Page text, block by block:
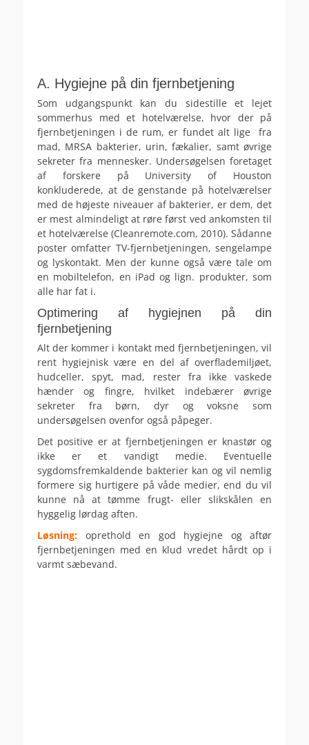
A. Hygiejne på din fjernbetjening
Som udgangspunkt kan du sidestille et lejet
sommerhus med et hotelværelse, hvor der på
fjernbetjeningen i de rum, er fundet alt lige fra
mad, MRSA bakterier, urin, fækalier, samt øvrige
sekreter fra mennesker. Undersøgelsen foretaget
af forskere på University of Houston
konkluderede, at de genstande på hotelværelser
med de højeste niveauer af bakterier, er dem, det
er mest almindeligt at røre først ved ankomsten til
et hotelværelse (Cleanremote.com, 2010). Sådanne
poster omfatter TV-fjernbetjeningen, sengelampe
og lyskontakt. Men der kunne også være tale om
en mobiltelefon, en iPad og lign. produkter, som
alle har fat i.
Optimering af hygiejnen på din
fjernbetjening
Alt der kommer i kontakt med fjernbetjeningen, vil
rent hygiejnisk være en del af overflademiljøet,
hudceller, spyt, mad, rester fra ikke vaskede
hænder og fingre, hvilket indebærer øvrige
sekreter fra børn, dyr og voksne som
undersøgelsen ovenfor også påpeger.
Det positive er at fjernbetjeningen er knastør og
ikke er et vandigt medie. Eventuelle
sygdomsfremkaldende bakterier kan og vil nemlig
formere sig hurtigere på våde medier, end du vil
kunne nå at tømme frugt- eller slikskålen en
hyggelig lørdag aften.
Løsning: oprethold en god hygiejne og aftør
fjernbetjeningen med en klud vredet hårdt op i
varmt sæbevand.